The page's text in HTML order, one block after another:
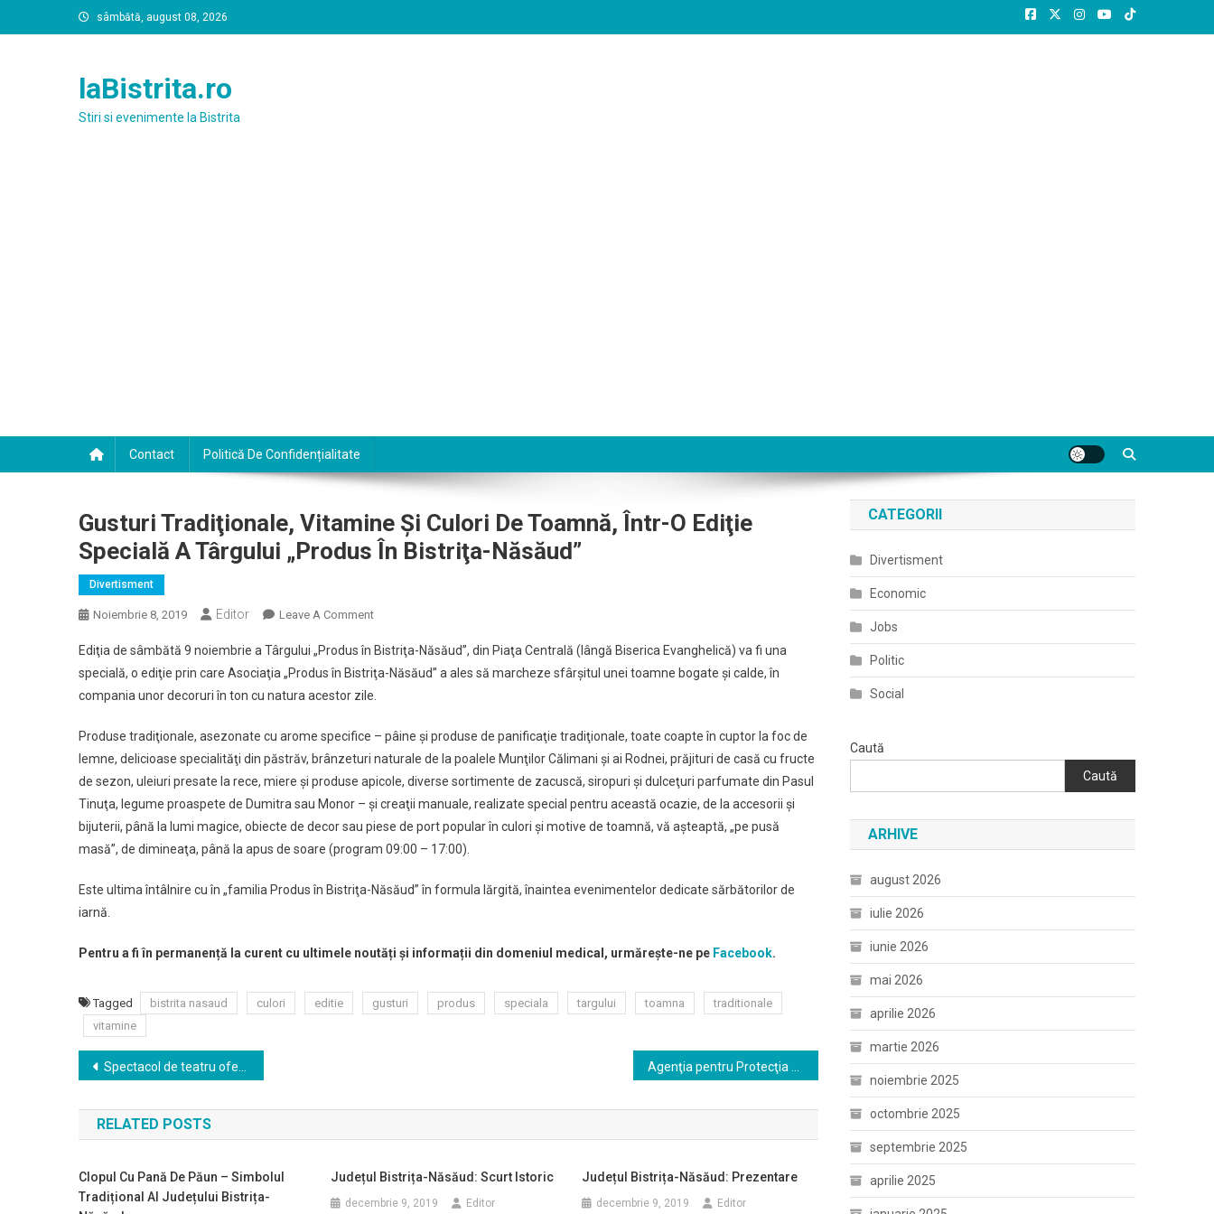
to
sâmbătă, august 08, 2026
laBistrita.ro
Stiri si evenimente la Bistrita
Contact Politică De Confidențialitate
Gusturi Tradiţionale, Vitamine Şi Culori De Toamnă, Într-O Ediţie
Specială A Târgului „Produs În Bistriţa-Năsăud”
Divertisment
Noiembrie 8, 2019 Editor Leave A CommentOn
Tradiţionale,
Vitamine
Şi
De
Toamnă,
Într-
O
Ediţie
Specială
Târgului
Bistriţa-
Ediţia de sâmbătă 9 noiembrie a Târgului „Produs în Bistriţa-Năsăud”, din Piaţa Centrală (lângă Biserica Evanghelică) va fi una
specială, o ediţie prin care Asociaţia „Produs în Bistriţa-Năsăud” a ales să marcheze sfârşitul unei toamne bogate şi calde, în
compania unor decoruri în ton cu natura acestor zile.
Produse tradiţionale, asezonate cu arome specifice – pâine şi produse de panificaţie tradiţionale, toate coapte în cuptor la foc de
lemne, delicioase specialităţi din păstrăv, brânzeturi naturale de la poalele Munţilor Călimani şi ai Rodnei, prăjituri de casă cu fructe
de sezon, uleiuri presate la rece, miere şi produse apicole, diverse sortimente de zacuscă, siropuri şi dulceţuri parfumate din Pasul
Tinuţa, legume proaspete de Dumitra sau Monor – şi creaţii manuale, realizate special pentru această ocazie, de la accesorii şi
bijuterii, până la lumi magice, obiecte de decor sau piese de port popular în culori şi motive de toamnă, vă aşteaptă, „pe pusă
masă”, de dimineaţa, până la apus de soare (program 09:00 – 17:00).
Este ultima întâlnire cu în „familia Produs în Bistriţa-Năsăud” în formula lărgită, înaintea evenimentelor dedicate sărbătorilor de
iarnă.
Pentru a fi în permanență la curent cu ultimele noutăți și informații din domeniul medical, urmărește-ne pe Facebook.
Tagged bistrita nasaud culori editie gusturi produs speciala targului toamna
traditionale
vitamine
Navigare
în
articole
Spectacol de teatru oferit de persoanele private de libertate pe scena Sinagogii
RELATED POSTS
Clopul Cu Pană De Păun – Simbolul
Tradițional Al Județului Bistrița-
Județul Bistrița-Năsăud: Scurt Istoric
decembrie 9, 2019 Editor
Județul Bistrița-Năsăud: Prezentare
decembrie 9, 2019 Editor
CATEGORII
Divertisment
Economic
Jobs
Politic
Social
Caută
Caută
ARHIVE
august 2026
iulie 2026
iunie 2026
mai 2026
aprilie 2026
martie 2026
noiembrie 2025
octombrie 2025
septembrie 2025
aprilie 2025